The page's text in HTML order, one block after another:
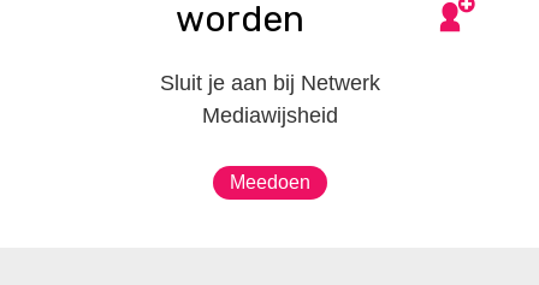
worden
Sluit je aan bij Netwerk
Mediawijsheid
Meedoen